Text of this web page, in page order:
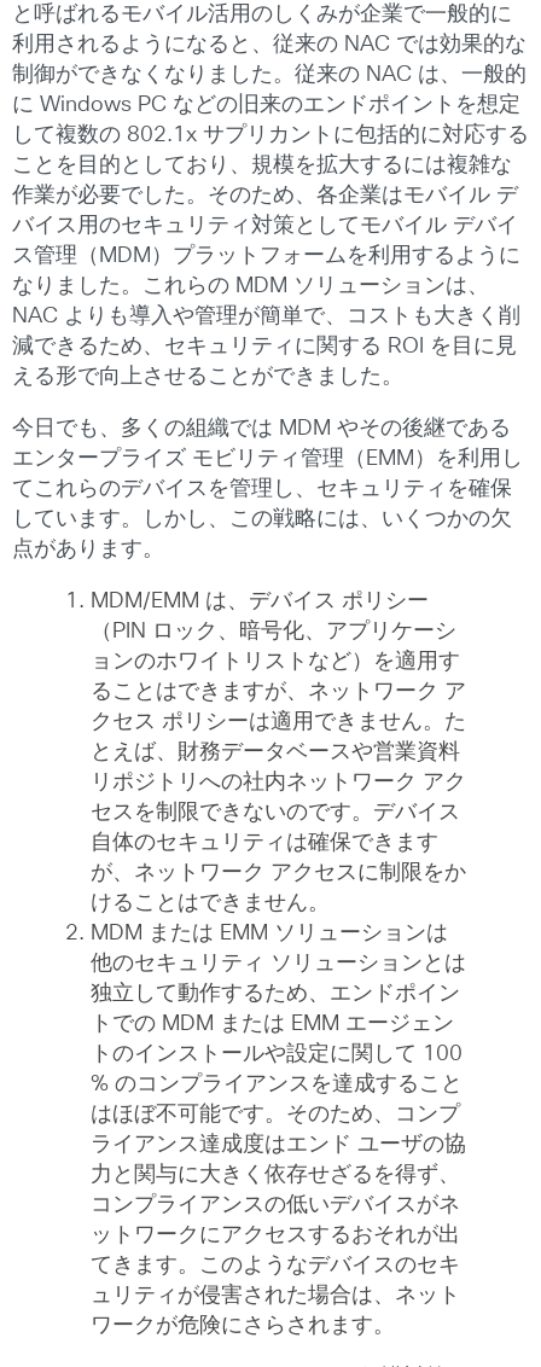
と呼ばれるモバイル活用のしくみが企業で一般的に
利用されるようになると、従来の NAC では効果的な
制御ができなくなりました。従来の NAC は、一般的
に Windows PC などの旧来のエンドポイントを想定
して複数の 802.1x サプリカントに包括的に対応する
ことを目的としており、規模を拡大するには複雑な
作業が必要でした。そのため、各企業はモバイル デ
バイス用のセキュリティ対策としてモバイル デバイ
ス管理（MDM）プラットフォームを利用するように
なりました。これらの MDM ソリューションは、
NAC よりも導入や管理が簡単で、コストも大きく削
減できるため、セキュリティに関する ROI を目に見
える形で向上させることができました。
今日でも、多くの組織では MDM やその後継である
エンタープライズ モビリティ管理（EMM）を利用し
てこれらのデバイスを管理し、セキュリティを確保
しています。しかし、この戦略には、いくつかの欠
点があります。
MDM/EMM は、デバイス ポリシー
（PIN ロック、暗号化、アプリケーシ
ョンのホワイトリストなど）を適用す
ることはできますが、ネットワーク ア
クセス ポリシーは適用できません。た
とえば、財務データベースや営業資料
リポジトリへの社内ネットワーク アク
セスを制限できないのです。デバイス
自体のセキュリティは確保できます
が、ネットワーク アクセスに制限をか
けることはできません。
MDM または EMM ソリューションは
他のセキュリティ ソリューションとは
独立して動作するため、エンドポイン
トでの MDM または EMM エージェン
トのインストールや設定に関して 100
% のコンプライアンスを達成すること
はほぼ不可能です。そのため、コンプ
ライアンス達成度はエンド ユーザの協
力と関与に大きく依存せざるを得ず、
コンプライアンスの低いデバイスがネ
ットワークにアクセスするおそれが出
てきます。このようなデバイスのセキ
ュリティが侵害された場合は、ネット
ワークが危険にさらされます。